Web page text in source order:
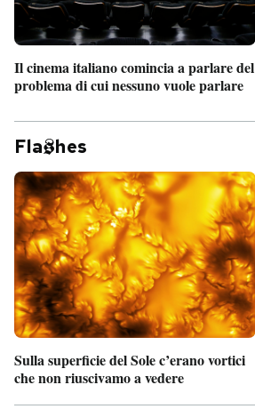
Il cinema italiano comincia a parlare del
problema di cui nessuno vuole parlare
Fla hes
Sulla superficie del Sole c’erano vortici
che non riuscivamo a vedere